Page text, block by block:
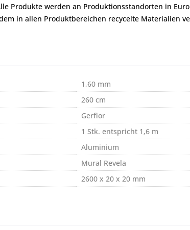
Produkte werden an Produktionsstandorten in
in allen Produktbereichen recycelte Materialien
1,60 mm
260 cm
Gerflor
1 Stk. entspricht 1,6 m
Aluminium
Mural Revela
2600 x 20 x 20 mm